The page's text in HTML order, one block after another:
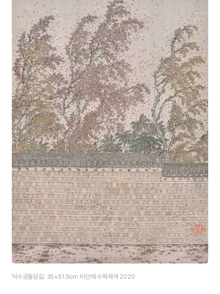
덕수궁돌담길: 35×51.5cm 비단에 수묵채색 2020